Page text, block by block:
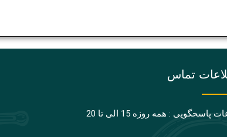
تماس
پاسخگویی : همه روزه 15 الی تا 20